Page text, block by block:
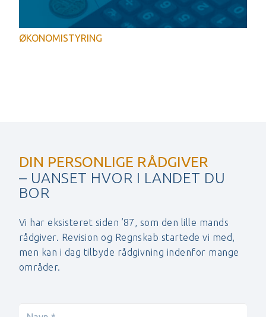
ØKONOMISTYRING
DIN PERSONLIGE RÅDGIVER
– UANSET HVOR I LANDET DU
BOR
Vi har eksisteret siden ’87, som den lille mands
rådgiver. Revision og Regnskab startede vi med,
men kan i dag tilbyde rådgivning indenfor mange
områder.